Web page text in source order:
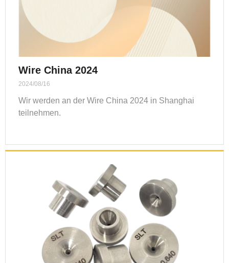
Wire China 2024
2024/08/16
Wir werden an der Wire China 2024 in Shanghai
teilnehmen.